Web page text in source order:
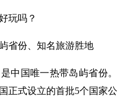
玩吗？
省份、知名旅游胜地
中国唯一热带岛屿省份。
正式设立的首批5个国家公